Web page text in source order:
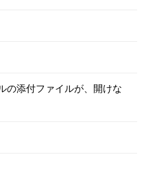
の添付ファイルが、開けな